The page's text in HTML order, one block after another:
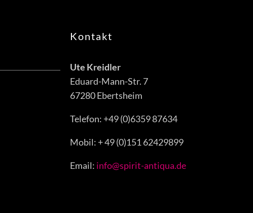
Kontakt
Ute Kreidler
Eduard-Mann-Str. 7
67280 Ebertsheim
Telefon: +49 (0)6359 87634
Mobil: + 49 (0)151 62429899
Email: info@spirit-antiqua.de